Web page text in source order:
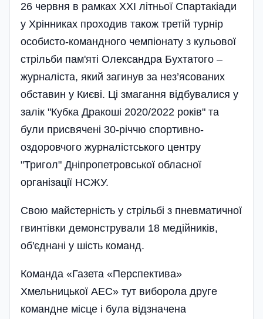
26 червня в рамках ХХІ літньої Спартакіади
у Хрінниках проходив також третій турнір
особисто-командного чемпіонату з кульової
стрільби пам'яті Олександра Бухтатого –
журналіста, який за­гинув за нез’ясованих
обставин у Києві. Ці змагання відбувалися у
залік "Кубка Дракоші 2020/2022 років" та
були присвячені 30-річчю спортивно-
оздоровчого журналістського центру
"Тригол" Дніпропетровської обласної
організації НСЖУ.
Свою майстерність у стрільбі з пневматичної
гвинтівки демонстрували 18 медійників,
об'єднані у шість команд.
Команда «Газета «Перспектива»
Хмельницької АЕС» тут виборола друге
командне місце і була відзначена